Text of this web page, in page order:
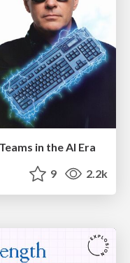
in the AI Era
9 2.2k